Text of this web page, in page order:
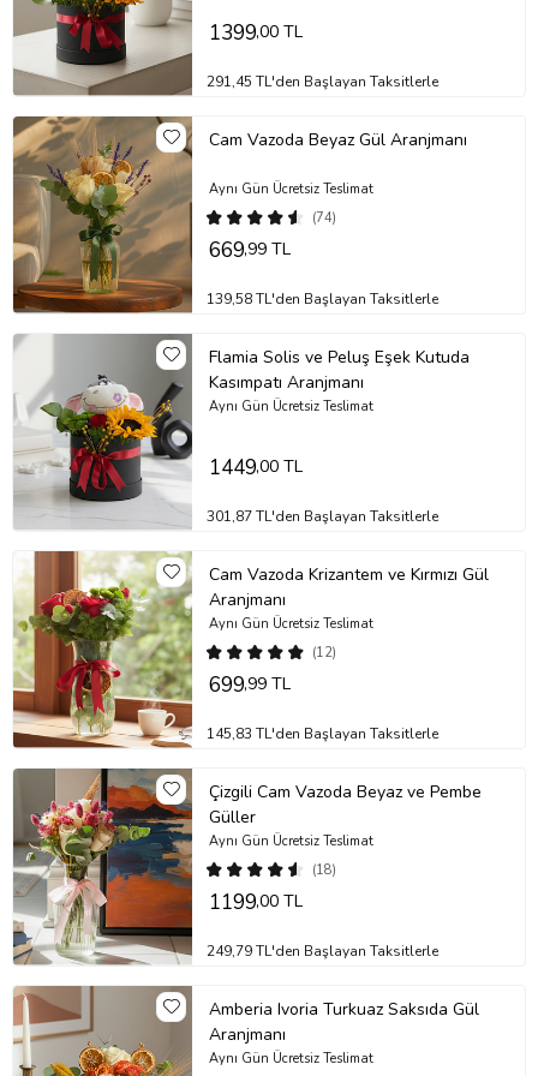
Renkli Karton Saksı:Modern ve enerjik görünümüyle çiçeklerin
zarafetini ön plana çıkarır.
Bakım İpuçları
Ekstra bakım gerektirmeyen bu aranjman, yaşam alanlarınıza güzel
bir dokunuş yapmanızı sağlar.
Bazı güllerin uç kısımdaki yapraklarında meydana gelen siyah
alanlar ürünün özel tür olmasından kaynaklı olup güle ait bir kusur
teşkil etmemektedir.
Stok durumuna göre ürünlerde ufak değişiklikler olabilir.
Ürün Kodu:no507
1399,00 TL
291,45 TL'den Başlayan Taksitlerle
Cam Vazoda Beyaz Gül Aranjmanı
(74)
Aynı Gün Ücretsiz Teslimat
669,99 TL
139,58 TL'den Başlayan Taksitlerle
Flamia Solis ve Peluş Eşek Kutuda
Kasımpatı Aranjmanı
Aynı Gün Ücretsiz Teslimat
1449,00 TL
301,87 TL'den Başlayan Taksitlerle
Cam Vazoda Krizantem ve Kırmızı Gül
Aranjmanı
(12)
Aynı Gün Ücretsiz Teslimat
699,99 TL
145,83 TL'den Başlayan Taksitlerle
Çizgili Cam Vazoda Beyaz ve Pembe
Güller
(18)
Aynı Gün Ücretsiz Teslimat
1199,00 TL
249,79 TL'den Başlayan Taksitlerle
Amberia Ivoria Turkuaz Saksıda Gül
Aranjmanı
Aynı Gün Ücretsiz Teslimat